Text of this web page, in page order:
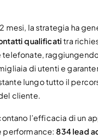
mesi, la strategia ha
qualificatitra
telefonate,
di utenti e
lungo tutto il
cliente.
l’efficacia di un
performance: 834 lead